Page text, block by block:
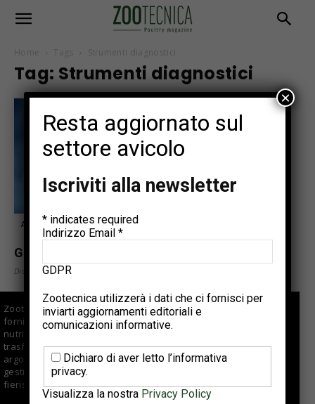
Home Tags Strumenti diagnostici
Tag: Strumenti diagnostici
Articoli tecnici
Gestione dei campioni per i test diagnostici
Dicembre 10, 2021
Zootecnica.it è il sito specializzato sul settore avicolo che
fornisce informazioni di qualità per aziende di selezione,
nutrizionisti, veterinari, allevatori e centri di macellazione e
trasformazione. Offre approfondimenti e articoli su vari
argomenti fra cui tendenze di mercato, buone pratiche di
gestione e suggerimenti tecnici; si occupa anche di eventi
fieristici, reportage e interviste ad aziende del comparto.
Resta aggiornato sul
settore avicolo
Iscriviti alla newsletter
* indicates required
Indirizzo Email *
GDPR
Zootecnica utilizzerà i dati che ci fornisci per
inviarti aggiornamenti editoriali e
comunicazioni informative.
Dichiaro di aver letto l’informativa
privacy.
Visualizza la nostra Privacy Policy
×